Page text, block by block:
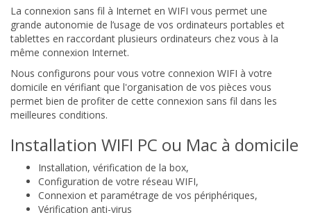
La connexion sans fil à Internet en WIFI vous permet une
grande autonomie de l’usage de vos ordinateurs portables et
tablettes en raccordant plusieurs ordinateurs chez vous à la
même connexion Internet.
Nous configurons pour vous votre connexion WIFI à votre
domicile en vérifiant que l'organisation de vos pièces vous
permet bien de profiter de cette connexion sans fil dans les
meilleures conditions.
Installation WIFI PC ou Mac à domicile
Installation, vérification de la box,
Configuration de votre réseau WIFI,
Connexion et paramétrage de vos périphériques,
Vérification anti-virus